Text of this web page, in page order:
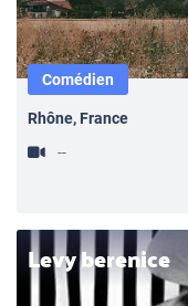
Comédien
Rhône, France
--
Levy berenice